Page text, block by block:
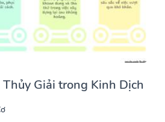
Giải trong Kinh Dịch